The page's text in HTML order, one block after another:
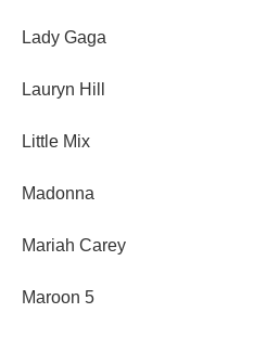
Lady Gaga
Lauryn Hill
Little Mix
Madonna
Mariah Carey
Maroon 5